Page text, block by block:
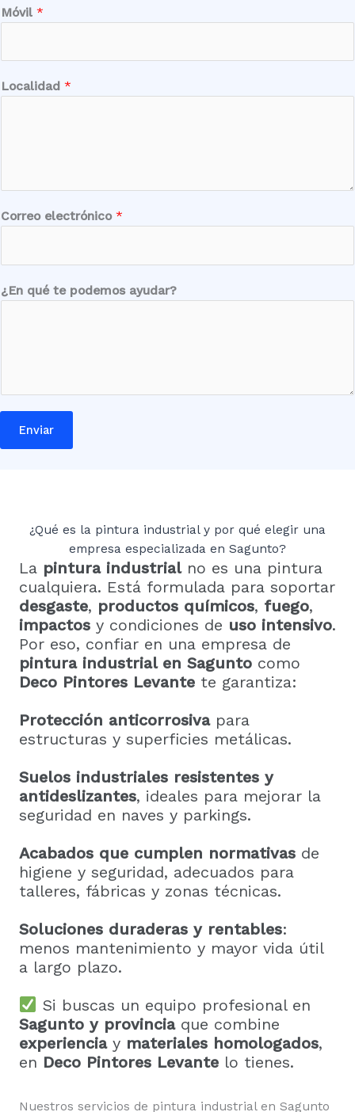
a
r
M
ó
c
n
Móvil *
Localidad *
Correo electrónico *
¿En qué te podemos ayudar?
Enviar
¿Qué es la pintura industrial y por qué elegir una
empresa especializada en Sagunto?
La pintura industrialno es una pintura
cualquiera. Está formulada para soportar
desgaste, productos químicos, fuego,
impactos y condiciones de uso intensivo.
Por eso, confiar en una empresa de
pintura industrial en Sagunto como
Deco Pintores Levante te garantiza:
Protección anticorrosivapara
estructuras y superficies metálicas.
Suelos industriales resistentes y
antideslizantes, ideales para mejorar la
seguridad en naves y parkings.
Acabados que cumplen normativas de
higiene y seguridad, adecuados para
talleres, fábricas y zonas técnicas.
Soluciones duraderas y rentables:
menos mantenimiento y mayor vida útil
a largo plazo.
Si buscas un equipo profesional en
Sagunto y provinciaque combine
experienciay materiales homologados,
en Deco Pintores Levante lo tienes.
Nuestros servicios de pintura industrial en Sagunto